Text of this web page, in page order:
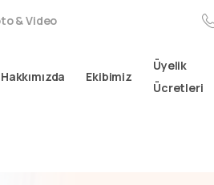
& Video
Hakkımızda Ekibimiz
Üyelik
Ücretleri